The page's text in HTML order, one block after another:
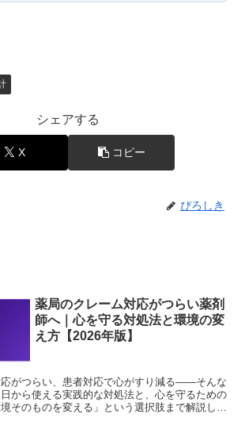
シェアする
X コピー
ぴろしき
薬局のクレーム対応がつらい薬剤
師へ｜心を守る対処法と環境の変
え方【2026年版】
がつらい、患者対応で心がすり減る——そんな
から使える実践的な対処法と、心を守るための
そのものを変える」という選択肢まで解説しま